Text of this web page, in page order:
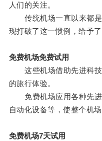
人们的关注。
传统机场一直以来都是
现打破了这一惯例，给予
免费机场免费试用
这些机场借助先进科技
的旅行体验。
免费机场应用各种先进
自动化设备等，使整个机
免费机场7天试用